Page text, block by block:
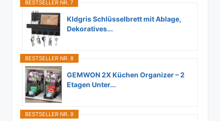
BESTSELLER NR. 7
Kldgris Schlüsselbrett mit Ablage,
Dekoratives...
BESTSELLER NR. 8
GEMWON 2X Küchen Organizer – 2
Etagen Unter...
BESTSELLER NR. 9